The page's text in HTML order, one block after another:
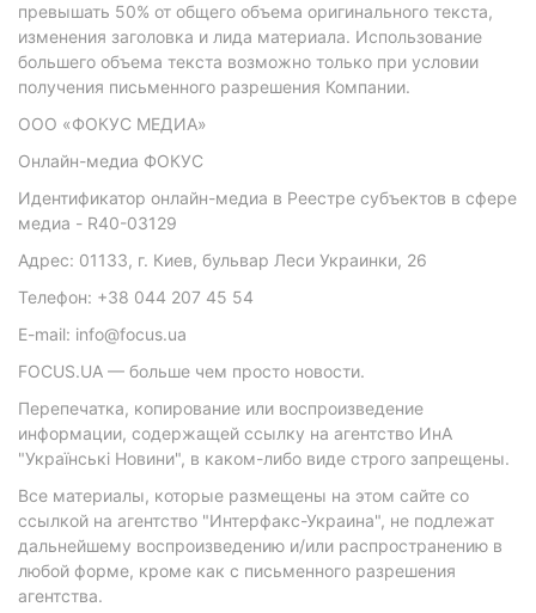
превышать 50% от общего объема оригинального текста,
изменения заголовка и лида материала. Использование
большего объема текста возможно только при условии
получения письменного разрешения Компании.
ООО «ФОКУС МЕДИА»
Онлайн-медиа ФОКУС
Идентификатор онлайн-медиа в Реестре субъектов в сфере
медиа - R40-03129
Адрес: 01133, г. Киев, бульвар Леси Украинки, 26
Телефон: +38 044 207 45 54
E-mail: info@focus.ua
FOCUS.UA — больше чем просто новости.
Перепечатка, копирование или воспроизведение
информации, содержащей ссылку на агентство ИнА
"Українські Новини", в каком-либо виде строго запрещены.
Все материалы, которые размещены на этом сайте со
ссылкой на агентство "Интерфакс-Украина", не подлежат
дальнейшему воспроизведению и/или распространению в
любой форме, кроме как с письменного разрешения
агентства.